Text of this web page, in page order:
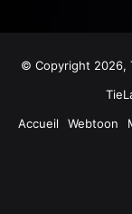
© Copyright 2026,
Accueil
Webtoon